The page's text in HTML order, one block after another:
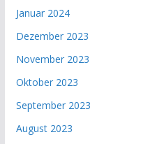
Januar 2024
Dezember 2023
November 2023
Oktober 2023
September 2023
August 2023